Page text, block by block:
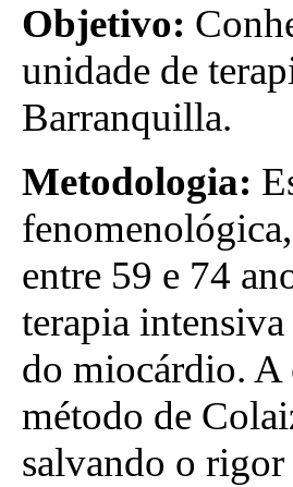
Objetivo:
unidade de
Barranquilla.
Metodologia:
entre 59 e 74
terapia
do miocárdio. A
método de
salvando o